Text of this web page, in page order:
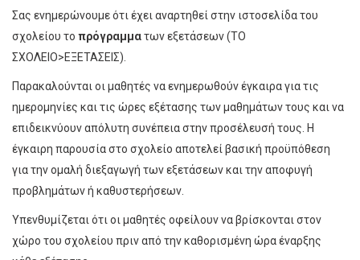
Σας ενημερώνουμε ότι έχει αναρτηθεί στην ιστοσελίδα του
σχολείου το πρόγραμματων εξετάσεων (ΤΟ
ΣΧΟΛΕΙΟ>ΕΞΕΤΑΣΕΙΣ).
Παρακαλούνται οι μαθητές να ενημερωθούν έγκαιρα για τις
ημερομηνίες και τις ώρες εξέτασης των μαθημάτων τους και να
επιδεικνύουν απόλυτη συνέπεια στην προσέλευσή τους. Η
έγκαιρη παρουσία στο σχολείο αποτελεί βασική προϋπόθεση
για την ομαλή διεξαγωγή των εξετάσεων και την αποφυγή
προβλημάτων ή καθυστερήσεων.
Υπενθυμίζεται ότι οι μαθητές οφείλουν να βρίσκονται στον
χώρο του σχολείου πριν από την καθορισμένη ώρα έναρξης